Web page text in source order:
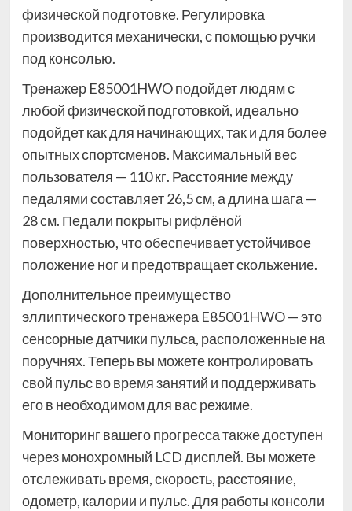
физической подготовке. Регулировка
производится механически, с помощью ручки
под консолью.
Тренажер E85001HWO подойдет людям с
любой физической подготовкой, идеально
подойдет как для начинающих, так и для более
опытных спортсменов. Максимальный вес
пользователя — 110 кг. Расстояние между
педалями составляет 26,5 см, а длина шага —
28 см. Педали покрыты рифлёной
поверхностью, что обеспечивает устойчивое
положение ног и предотвращает скольжение.
Дополнительное преимущество
эллиптического тренажера E85001HWO — это
сенсорные датчики пульса, расположенные на
поручнях. Теперь вы можете контролировать
свой пульс во время занятий и поддерживать
его в необходимом для вас режиме.
Мониторинг вашего прогресса также доступен
через монохромный LCD дисплей. Вы можете
отслеживать время, скорость, расстояние,
одометр, калории и пульс. Для работы консоли